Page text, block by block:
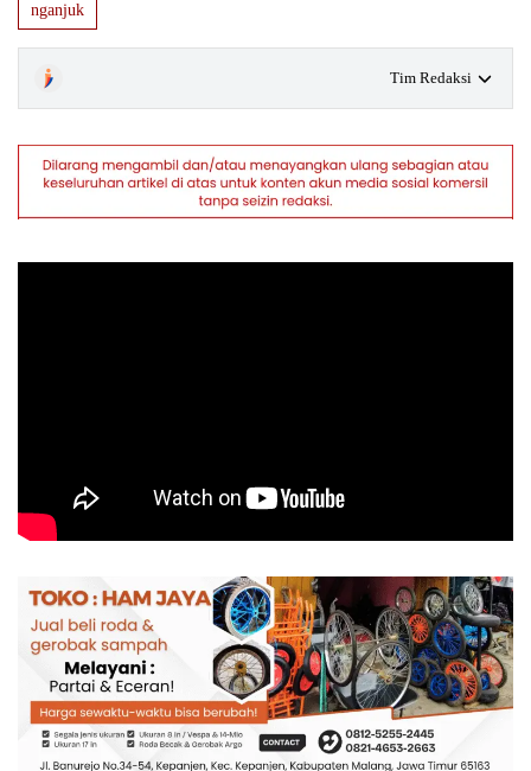
nganjuk
Tim Redaksi